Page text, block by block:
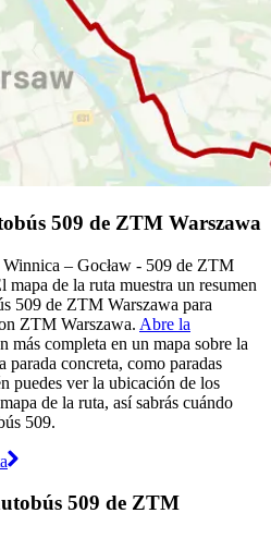
509 de ZTM Warszawa
– Gocław - 509 de ZTM
mapa de la ruta muestra un resumen
509 de ZTM Warszawa para
ZTM Warszawa. Abre la
más completa en un mapa sobre la
parada concreta, como paradas
puedes ver la ubicación de los
de la ruta, así sabrás cuándo
509.
509 de ZTM